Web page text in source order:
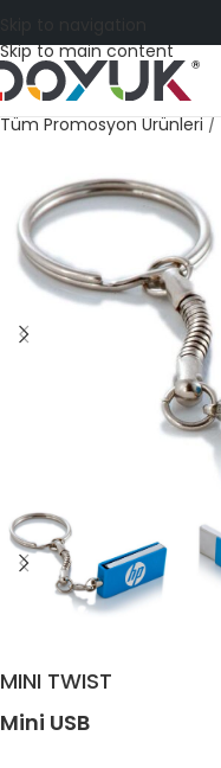
Skip to main content
Tüm Promosyon Ürünleri /
MINI TWIST
Mini USB